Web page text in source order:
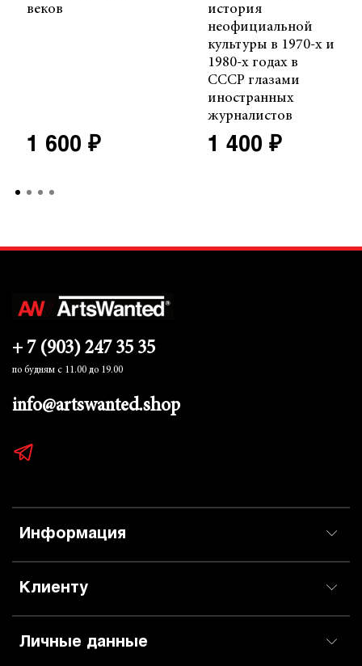
веков
1 600 ₽
история
неофициальной
культуры в 1970-х и
1980-х годах в
СССР глазами
иностранных
журналистов
1 400 ₽
Информация
Клиенту
Личные данные
+ 7 (903) 247 35 35
по будням с 11.00 до 19.00
info@artswanted.shop